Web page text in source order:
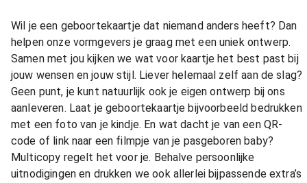
Wil je een geboortekaartje dat niemand anders heeft? Dan
helpen onze vormgevers je graag met een uniek ontwerp.
Samen met jou kijken we wat voor kaartje het best past bij
jouw wensen en jouw stijl. Liever helemaal zelf aan de slag?
Geen punt, je kunt natuurlijk ook je eigen ontwerp bij ons
aanleveren. Laat je geboortekaartje bijvoorbeeld bedrukken
met een foto van je kindje. En wat dacht je van een QR-
code of link naar een filmpje van je pasgeboren baby?
Multicopy regelt het voor je. Behalve persoonlijke
uitnodigingen en drukken we ook allerlei bijpassende extra’s